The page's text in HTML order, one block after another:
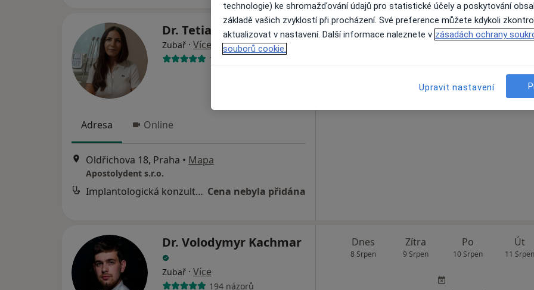
Dr. Tetiana Vashchuk
Zubař · Více
142 názorů
Adresa Online
Oldřichova 18, Praha • Mapa
Apostolydent s.r.o.
Implantologická konzultace Cena nebyla přidána
Dnes Zítra Po
10 Srpen
Út
11
Online rezervace termínu není k
Dr. Volodymyr Kachmar
Zubař · Více
194 názorů
Dnes
8 Srpen
Zítra
9 Srpen
Po
10 Srpen
Út
11 Srpen
technologie) ke shromažďování údajů pro statistické účely a poskytování
základě vašich zvyklostí při procházení. Své preference můžete kdykoli
aktualizovat v nastavení. Další informace naleznete v zásadách ochrany
souborů cookie.
Upravit nastavení